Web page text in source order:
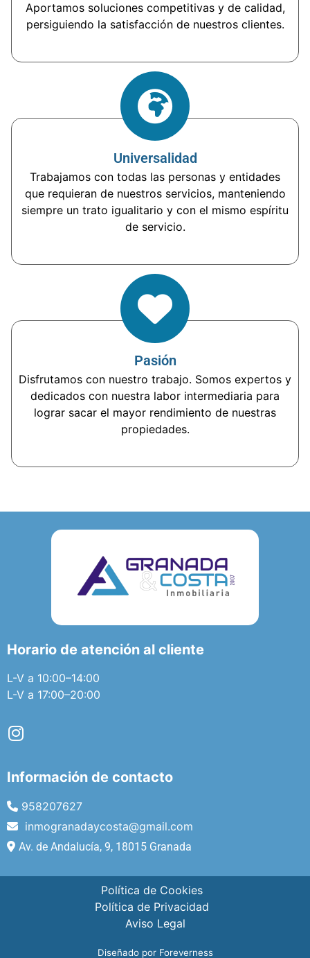
Aportamos soluciones competitivas y de calidad,
persiguiendo la satisfacción de nuestros clientes.
Universalidad
Trabajamos con todas las personas y entidades
que requieran de nuestros servicios, manteniendo
siempre un trato igualitario y con el mismo espíritu
de servicio.
Pasión
Disfrutamos con nuestro trabajo. Somos expertos y
dedicados con nuestra labor intermediaria para
lograr sacar el mayor rendimiento de nuestras
propiedades.
Horario de atención al cliente
L-V a 10:00–14:00
L-V a 17:00–20:00
Información de contacto
958207627
inmogranadaycosta@gmail.com
Av. de Andalucía, 9, 18015 Granada
Política de Cookies
Política de Privacidad
Aviso Legal
Diseñado por Foreverness